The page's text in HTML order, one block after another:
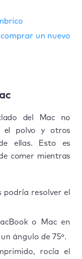
un nuevo
del Mac no
el polvo y otros
ellas. Esto es
comer mientras
podría resolver el
o Mac en
ángulo de 75º.
rocía el